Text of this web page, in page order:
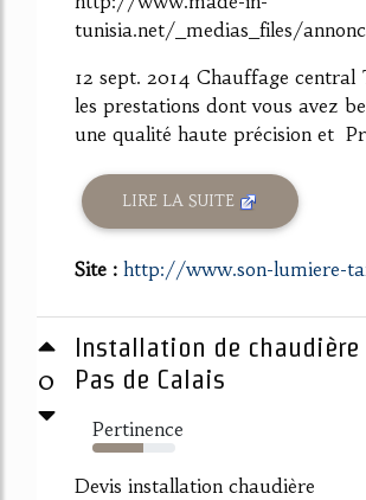
tunisia.net/_medias_files/
12 sept. 2014 Chauffage
les prestations dont vous avez
une qualité haute précision et
LIRE LA SUITE
Site : http://www.son-lumiere-
0
Installation de chaudière
Pas de Calais
Pertinence
61%
Devis installation chaudière